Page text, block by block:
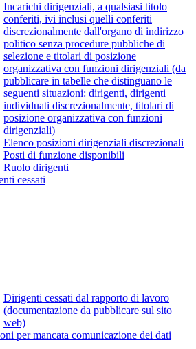
Incarichi dirigenziali, a qualsiasi titolo
conferiti, ivi inclusi quelli conferiti
discrezionalmente dall'organo di indirizzo
politico senza procedure pubbliche di
selezione e titolari di posizione
organizzativa con funzioni dirigenziali (da
pubblicare in tabelle che distinguano le
seguenti situazioni: dirigenti, dirigenti
individuati discrezionalmente, titolari di
posizione organizzativa con funzioni
dirigenziali)
Elenco posizioni dirigenziali discrezionali
Posti di funzione disponibili
Ruolo dirigenti
cessati
Dirigenti cessati dal rapporto di lavoro
(documentazione da pubblicare sul sito
web)
per mancata comunicazione dei dati